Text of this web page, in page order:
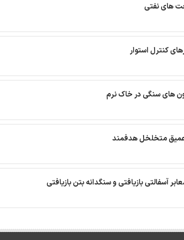
های نفتی
کنترل استوار
های سنگی در خاک نرم
عمیق متخلخل هدفمند
آسفالتی بازیافتی و سنگدانه بتن بازیافتی